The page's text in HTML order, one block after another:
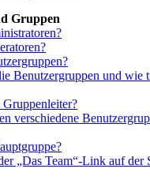
Gruppen
Benutzergruppen und wie
verschiedene
„Das Team“-Link auf der